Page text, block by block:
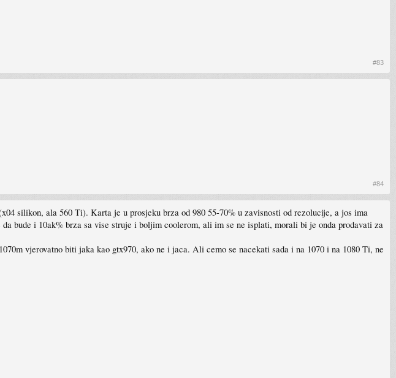
#83
#84
silikon, ala 560 Ti). Karta je u prosjeku brza od 980 55-70% u zavisnosti od rezolucije, a jos ima
bude i 10ak% brza sa vise struje i boljim coolerom, ali im se ne isplati, morali bi je onda prodavati za
vjerovatno biti jaka kao gtx970, ako ne i jaca. Ali cemo se nacekati sada i na 1070 i na 1080 Ti, ne